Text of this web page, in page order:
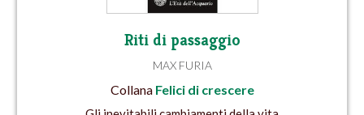
Riti di passaggio
MAX FURIA
Collana Felici di crescere